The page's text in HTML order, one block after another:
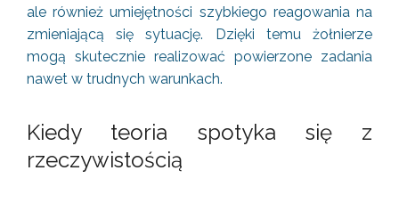
ale również umiejętności szybkiego reagowania na
zmieniającą się sytuację. Dzięki temu żołnierze
mogą skutecznie realizować powierzone zadania
nawet w trudnych warunkach.
Kiedy teoria spotyka się z
rzeczywistością